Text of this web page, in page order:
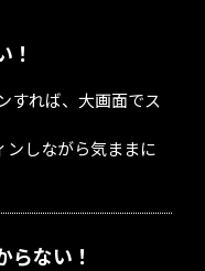
！
すれば、大画面でス
ンしながら気ままに
らない！